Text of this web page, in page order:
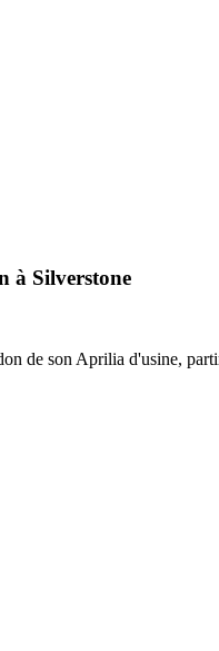
à Silverstone
de son Aprilia d'usine,